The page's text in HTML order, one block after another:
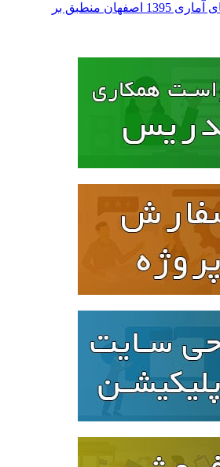
ژئودیتابیس بلوک های آماری 1395 اصفهان منطبق بر